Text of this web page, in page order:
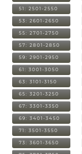
51: 2501-2550
53: 2601-2650
55: 2701-2750
57: 2801-2850
59: 2901-2950
61: 3001-3050
63: 3101-3150
65: 3201-3250
67: 3301-3350
69: 3401-3450
71: 3501-3550
73: 3601-3650